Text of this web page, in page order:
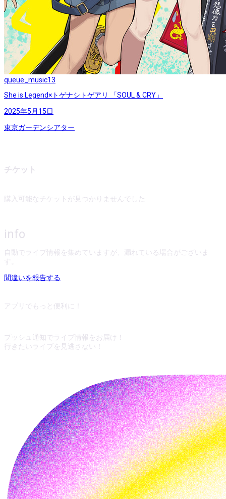
queue_music13
She is Legend×トゲナシトゲアリ 「SOUL & CRY」
2025年5月15日
東京ガーデンシアター
チケット
購入可能なチケットが見つかりませんでした
info
自動でライブ情報を集めていますが、漏れている場合がございま
す。
間違いを報告する
アプリでもっと便利に！
プッシュ通知でライブ情報をお届け！
行きたいライブを見逃さない！